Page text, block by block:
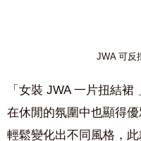
JWA 可反
「女裝 JWA一片扭結裙
在休閒的氛圍中也顯得
輕鬆變化出不同風格 ，